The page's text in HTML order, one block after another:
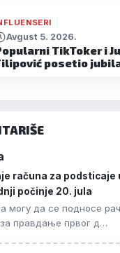
Avgust 5. 2026.
TikToker i
posetio
računa za podsticaje
počinje 20. jula
могу да се подносе
правдање првог д…